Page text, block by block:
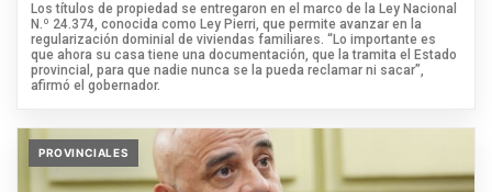
Los títulos de propiedad se entregaron en el marco de la Ley Nacional
N.º 24.374, conocida como Ley Pierri, que permite avanzar en la
regularización dominial de viviendas familiares. “Lo importante es
que ahora su casa tiene una documentación, que la tramita el Estado
provincial, para que nadie nunca se la pueda reclamar ni sacar”,
afirmó el gobernador.
PROVINCIALES